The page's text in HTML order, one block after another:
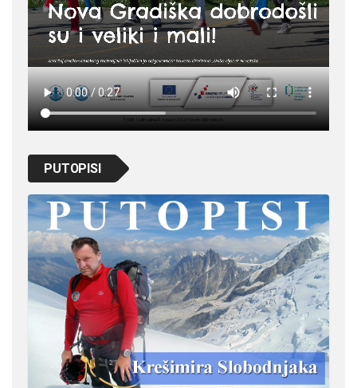
PUTOPISI